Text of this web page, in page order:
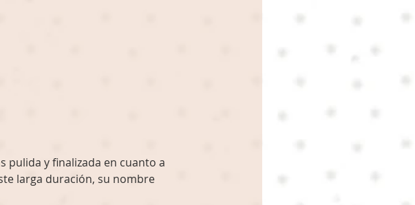
pulida y finalizada en cuanto a
larga duración, su nombre